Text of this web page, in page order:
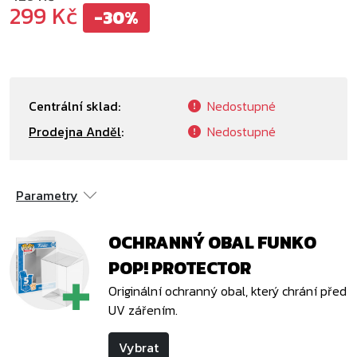
299 Kč -30%
Centrální sklad:
Nedostupné
Prodejna Anděl: Nedostupné
Parametry
OCHRANNÝ OBAL FUNKO
POP! PROTECTOR
Originální ochranný obal, který chrání před
UV zářením.
Vybrat